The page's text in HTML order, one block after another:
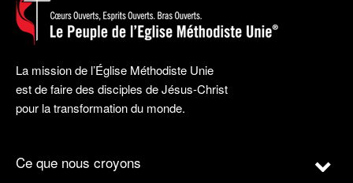
La mission de l’Église Méthodiste Unie
est de faire des disciples de Jésus-Christ
pour la transformation du monde.
Ce que nous croyons